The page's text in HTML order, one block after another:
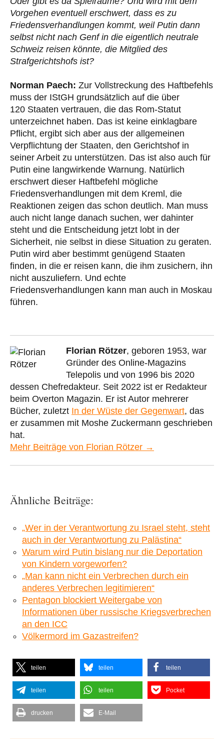
Vorgehen eventuell erschwert, dass es zu
Friedensverhandlungen kommt, weil Putin dann
selbst nicht nach Genf in die eigentlich neutrale
Schweiz reisen könnte, die Mitglied des
Strafgerichtshofs ist?
Norman Paech: Zur Vollstreckung des Haftbefehls
muss der IStGH grundsätzlich auf die über
120 Staaten vertrauen, die das Rom-Statut
unterzeichnet haben. Das ist keine einklagbare
Pflicht, ergibt sich aber aus der allgemeinen
Verpflichtung der Staaten, den Gerichtshof in
seiner Arbeit zu unterstützen. Das ist also auch für
Putin eine langwirkende Warnung. Natürlich
erschwert dieser Haftbefehl mögliche
Friedensverhandlungen mit dem Kreml, die
Reaktionen zeigen das schon deutlich. Man muss
auch nicht lange danach suchen, wer dahinter
steht und die Entscheidung jetzt lobt in der
Sicherheit, nie selbst in diese Situation zu geraten.
Putin wird aber bestimmt genügend Staaten
finden, in die er reisen kann, die ihm zusichern, ihn
nicht auszuliefern. Und echte
Friedensverhandlungen kann man auch in Moskau
führen.
Florian Rötzer, geboren 1953, war
Gründer des Online-Magazins
Telepolis und von 1996 bis 2020
dessen Chefredakteur. Seit 2022 ist er Redakteur
beim Overton Magazin. Er ist Autor mehrerer
Bücher, zuletzt In der Wüste der Gegenwart, das
er zusammen mit Moshe Zuckermann geschrieben
hat.
Mehr Beiträge von Florian Rötzer →
Ähnliche Beiträge:
„Wer in der Verantwortung zu Israel steht, steht
auch in der Verantwortung zu Palästina“
Warum wird Putin bislang nur die Deportation
von Kindern vorgeworfen?
„Man kann nicht ein Verbrechen durch ein
anderes Verbrechen legitimieren“
Pentagon blockiert Weitergabe von
Informationen über russische Kriegsverbrechen
an den ICC
Völkermord im Gazastreifen?
teilen teilen teilen
teilen teilen Pocket
drucken E-Mail